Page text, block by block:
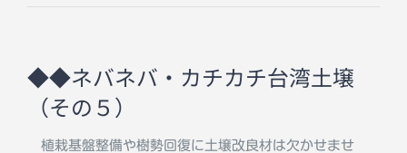
◆◆ネバネバ・カチカチ台湾土壌
（その５）
植栽基盤整備や樹勢回復に土壌改良材は欠かせませ